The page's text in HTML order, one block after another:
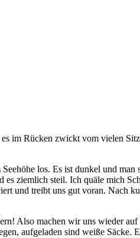
im Rücken zwickt vom vielen
los. Es ist dunkel und
ziemlich steil. Ich quäle mich
und treibt uns gut voran. Nach
Also machen wir uns wieder
aufgeladen sind weiße